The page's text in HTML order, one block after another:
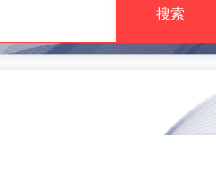
提供新零售线上化经营管理工具，基于
LBS定位，只为让更多客户、多次到店
费
搜索